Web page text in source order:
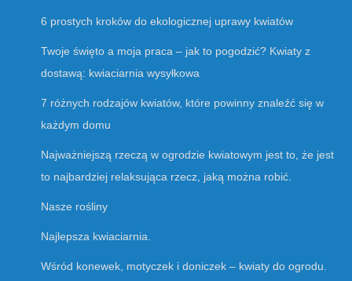
6 prostych kroków do ekologicznej uprawy kwiatów
Twoje święto a moja praca – jak to pogodzić? Kwiaty z
dostawą: kwiaciarnia wysyłkowa
7 różnych rodzajów kwiatów, które powinny znaleźć się w
każdym domu
Najważniejszą rzeczą w ogrodzie kwiatowym jest to, że jest
to najbardziej relaksująca rzecz, jaką można robić.
Nasze rośliny
Najlepsza kwiaciarnia.
Wśród konewek, motyczek i doniczek – kwiaty do ogrodu.